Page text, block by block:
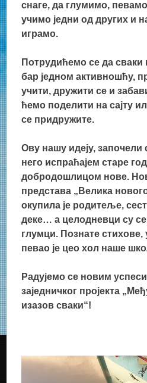
снаге, да глумимо,
учимо једни од других и
играмо.
Потрудићемо се да
бар једном активношћу,
учити, дружити се и
ћемо поделити на сајту
се придружите.
Ову нашу идеју, започели
него испраћајем старе
добродошлицом нове.
представа „Велика
окупила је родитеље,
деке… а целодневци су
глумци. Познате стихове,
певао је цео хол наше
Радујемо се новим
заједничког пројекта
изазов сваки“!